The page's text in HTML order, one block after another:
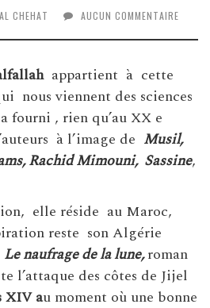
CHEHAT AUCUN COMMENTAIRE
appartient à cette
nous viennent des sciences
fourni , rien qu’au XX e
à l’image de Musil,
Rachid Mimouni, Sassine,
elle réside au Maroc,
reste son Algérie
Le naufrage de la lune,roman
l’attaque des côtes de Jijel
XIV au moment où une bonne